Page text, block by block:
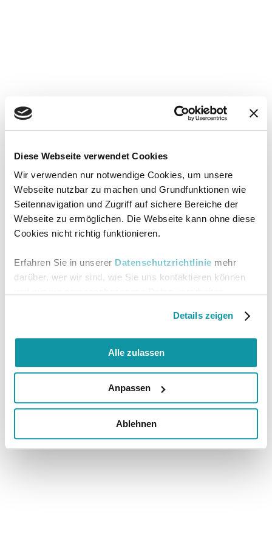
Diese Webseite verwendet Cookies
Wir verwenden nur notwendige Cookies, um unsere
Webseite nutzbar zu machen und Grundfunktionen wie
Seitennavigation und Zugriff auf sichere Bereiche der
Webseite zu ermöglichen. Die Webseite kann ohne diese
Cookies nicht richtig funktionieren.
Erfahren Sie in unserer Datenschutzrichtlinie mehr
darüber, wer wir sind, wie Sie uns kontaktieren können
Details zeigen
Alle zulassen
Anpassen
Ablehnen